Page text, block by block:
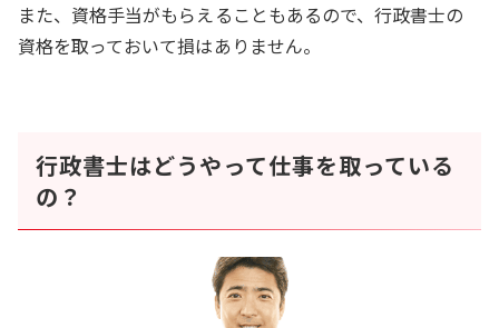
また、資格手当がもらえることもあるので、行政書士の
資格を取っておいて損はありません。
行政書士はどうやって仕事を取っている
の？